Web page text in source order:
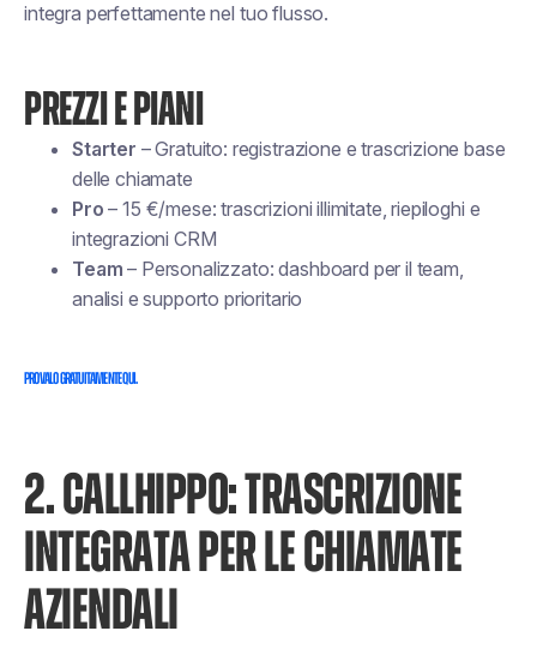
integra perfettamente nel tuo flusso.
PREZZI E PIANI
Starter – Gratuito: registrazione e trascrizione base
delle chiamate
Pro – 15 €/mese: trascrizioni illimitate, riepiloghi e
integrazioni CRM
Team – Personalizzato: dashboard per il team,
analisi e supporto prioritario
Provalo gratuitamente qui.
2. CALLHIPPO: TRASCRIZIONE
INTEGRATA PER LE CHIAMATE
AZIENDALI